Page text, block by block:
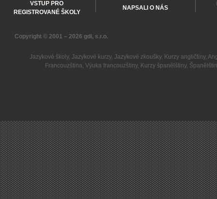
VSTUP PRO
REGISTROVANÉ ŠKOLY
NAPSALI O NÁS
Copyright © 2001 – 2026 gdi, s.r.o.
Jazykové školy, Jazykové kurzy, Jazykové zkoušky, Kurzy angličtiny,
Francouzština,Výuka francouzštiny, Kurzy španělštiny,